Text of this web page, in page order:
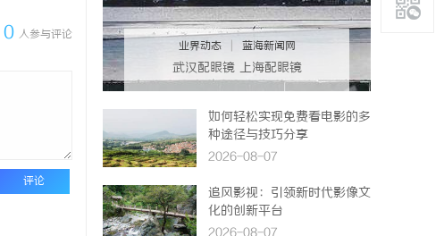
0 人参与评论
评论
业界动态 蓝海新闻网
武汉配眼镜 上海配眼镜
如何轻松实现免费看电影的多
种途径与技巧分享
2026-08-07
追风影视：引领新时代影像文
化的创新平台
2026-08-07